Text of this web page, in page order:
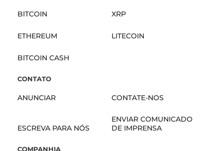
BITCOIN XRP
ETHEREUM LITECOIN
BITCOIN CASH
CONTATO
ANUNCIAR CONTATE-NOS
ESCREVA PARA NÓS
ENVIAR COMUNICADO
DE IMPRENSA
COMPANHIA